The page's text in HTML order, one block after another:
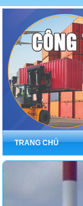
TRANG CHỦ